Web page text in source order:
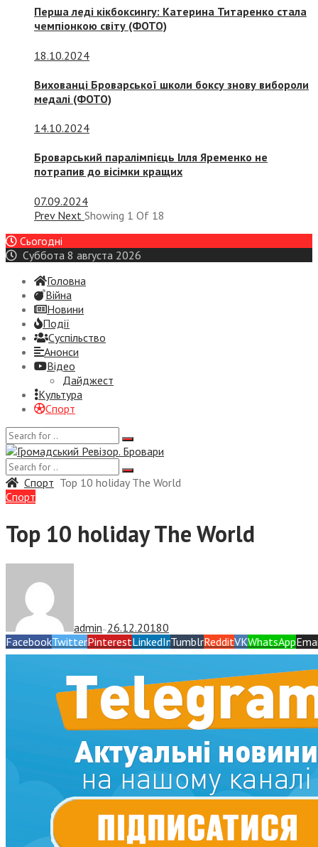
Перша леді кікбоксингу: Катерина Титаренко стала
чемпіонкою світу (ФОТО)
18.10.2024
Вихованці Броварської школи боксу знову вибороли
медалі (ФОТО)
14.10.2024
Броварський паралімпієць Ілля Яременко не
потрапив до вісімки кращих
07.09.2024
Prev Next Showing 1 Of 18
Сьогодні
Суббота 8 августа 2026
Головна
Війна
Новини
Події
Суспiльство
Анонси
Відео
Дайджест
Культура
Спорт
Спорт Top 10 holiday The World
Спорт
Top 10 holiday The World
admin — 26.12.20180
FacebookTwitterPinterestLinkedInTumblrRedditVKWhatsApp